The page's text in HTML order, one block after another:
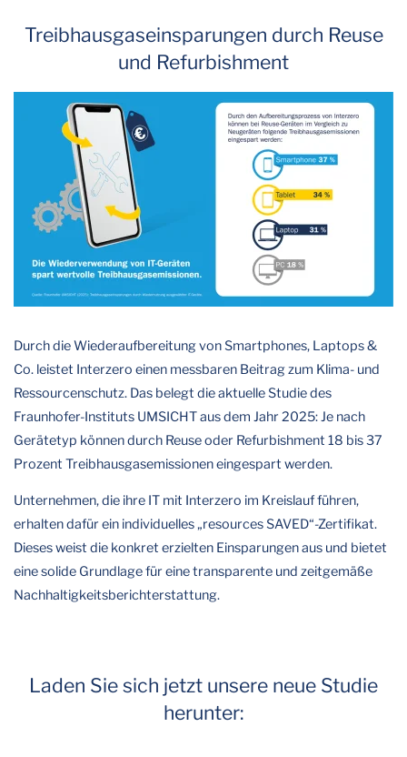
Treibhausgaseinsparungen durch Reuse
und Refurbishment
Durch die Wiederaufbereitung von Smartphones, Laptops &
Co. leistet Interzero einen messbaren Beitrag zum Klima- und
Ressourcenschutz. Das belegt die aktuelle Studie des
Fraunhofer-Instituts UMSICHT aus dem Jahr 2025: Je nach
Gerätetyp können durch Reuse oder Refurbishment 18 bis 37
Prozent Treibhausgasemissionen eingespart werden.
Unternehmen, die ihre IT mit Interzero im Kreislauf führen,
erhalten dafür ein individuelles „resources SAVED“-Zertifikat.
Dieses weist die konkret erzielten Einsparungen aus und bietet
eine solide Grundlage für eine transparente und zeitgemäße
Nachhaltigkeitsberichterstattung.
Laden Sie sich jetzt unsere neue Studie
herunter: